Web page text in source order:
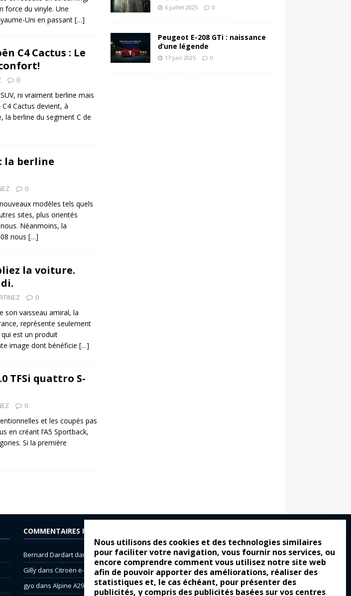
Nous utilisons des cookies et des technologies similaires
pour faciliter votre navigation, vous fournir nos services, ou
encore comprendre comment vous utilisez notre site web
afin de pouvoir apporter des améliorations, réaliser des
statistiques et, le cas échéant, pour présenter des
publicités, y compris des publicités basées sur vos centres
force du vinyle. Une
Uni en passant […]
C4 Cactus : Le
0
ni vraiment berline mais
Cactus devient, à
la berline du segment C de
la berline
0
modèles tels quels
sites, plus orientés
Néanmoins, la
nous […]
la voiture.
0
son vaisseau amiral, la
représente seulement
est un produit
image dont bénéficie […]
TFSi quattro S-
0
et les coupés pas
en créant l’A5 Sportback,
Si la première
6 juillet 2025 0
Peugeot E-208 GTi : naissance
d’une légende
17 juin 2025 0
COMMENTAIRES RÉCENTS
Bernard Dardartdans
Dacia Sandero : pour les gens vrais
Gillydans Citroën ë-C3 : la révolution a commencé
gyo dans Alpine A290 : L’irrésistible attraction de la légèreté